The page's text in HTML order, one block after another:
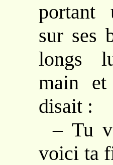
portant
sur ses
longs
main
disait :
– Tu
voici ta